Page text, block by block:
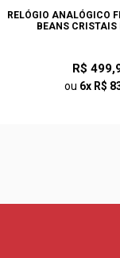
RELÓGIO ANALÓGICO
BEANS CRISTAIS
R$
ou 6x R$